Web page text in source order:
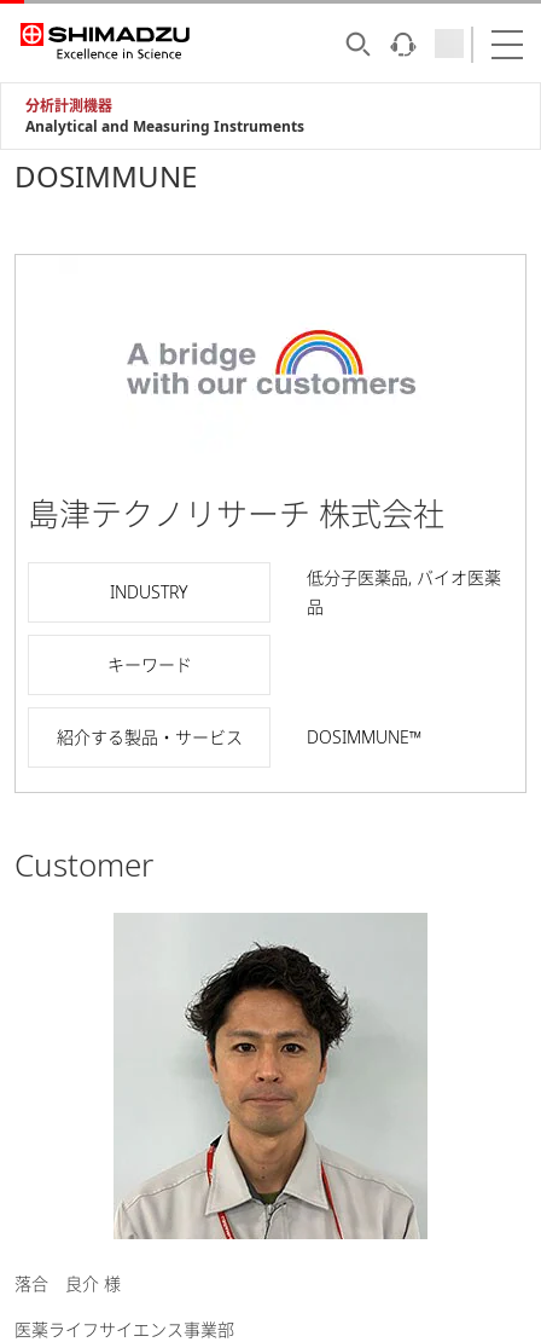
分析計測機器
Analytical and Measuring Instruments
DOSIMMUNE
島津テクノリサーチ 株式会社
INDUSTRY
低分子医薬品, バイオ医薬
品
キーワード
紹介する製品・サービス DOSIMMUNE™
Customer
落合 良介 様
医薬ライフサイエンス事業部